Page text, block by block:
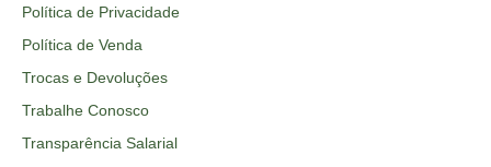
Política de Privacidade
Política de Venda
Trocas e Devoluções
Trabalhe Conosco
Transparência Salarial